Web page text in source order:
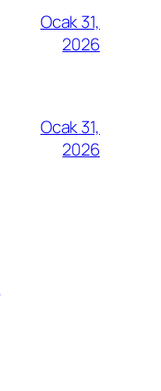
Ocak 31,
2026
Ocak 31,
2026